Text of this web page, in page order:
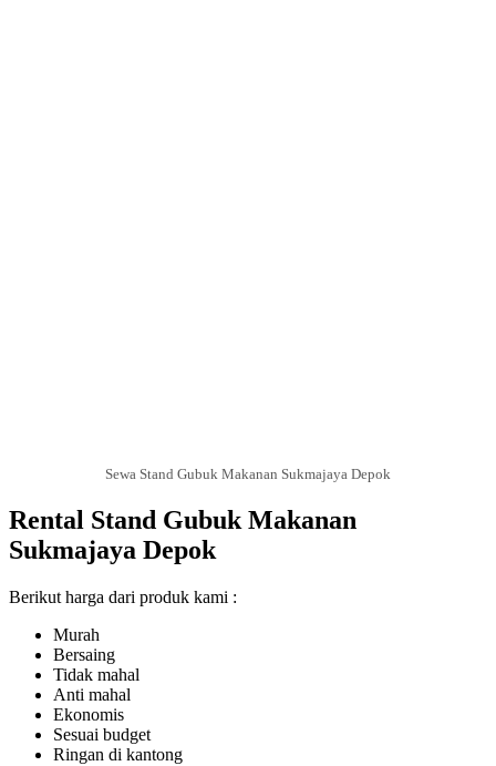
Sewa Stand Gubuk Makanan Sukmajaya Depok
Rental Stand Gubuk Makanan
Sukmajaya Depok
Berikut harga dari produk kami :
Murah
Bersaing
Tidak mahal
Anti mahal
Ekonomis
Sesuai budget
Ringan di kantong